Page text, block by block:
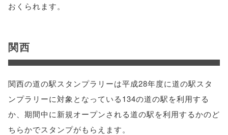
おくられます。
関西
関西の道の駅スタンプラリーは平成28年度に道の駅スタ
ンプラリーに対象となっている134の道の駅を利用する
か、期間中に新規オープンされる道の駅を利用するかのど
ちらかでスタンプがもらえます。